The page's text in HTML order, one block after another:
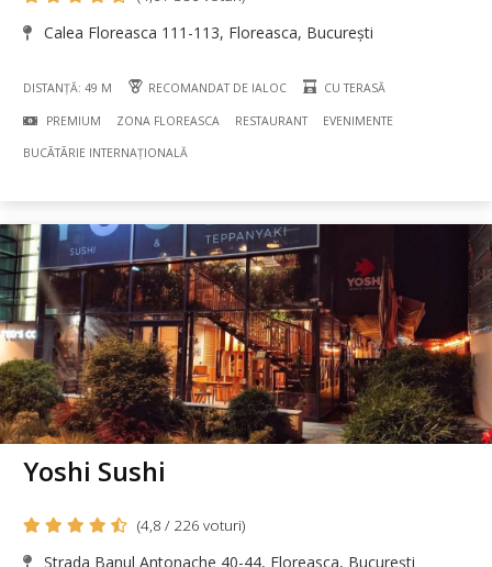
Calea Floreasca 111-113, Floreasca, București
DISTANȚĂ: 49 M RECOMANDAT DE IALOC CU TERASĂ
PREMIUM ZONA FLOREASCA RESTAURANT EVENIMENTE
BUCÃTÃRIE INTERNAȚIONALĂ
Yoshi Sushi
(4,8 / 226 voturi)
Strada Banul Antonache 40-44, Floreasca, București